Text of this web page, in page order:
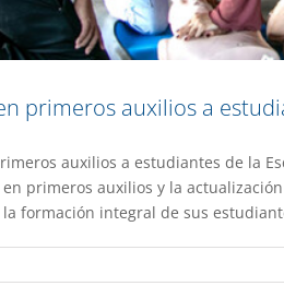
primeros auxilios a
auxilios a estudiantes de la
primeros auxilios y la
formación integral de sus
Ofrecen
Academia